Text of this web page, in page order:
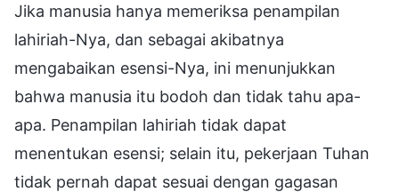
Jika manusia hanya memeriksa penampilan
lahiriah-Nya, dan sebagai akibatnya
mengabaikan esensi-Nya, ini menunjukkan
bahwa manusia itu bodoh dan tidak tahu apa-
apa. Penampilan lahiriah tidak dapat
menentukan esensi; selain itu, pekerjaan Tuhan
tidak pernah dapat sesuai dengan gagasan